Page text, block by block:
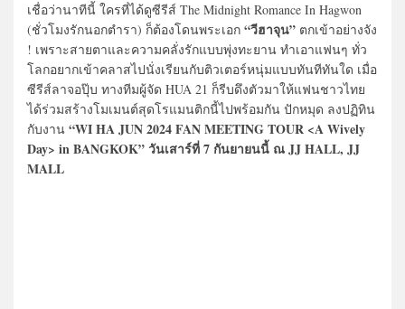
เชื่อว่านาทีนี้ ใครที่ได้ดูซีรีส์ The Midnight Romance In Hagwon
(ชั่วโมงรักนอกตำรา) ก็ต้องโดนพระเอก “วีฮาจุน” ตกเข้าอย่างจัง
! เพราะสายตาและความคลั่งรักแบบพุ่งทะยาน ทำเอาแฟนๆ ทั่ว
โลกอยากเข้าคลาสไปนั่งเรียนกับติวเตอร์หนุ่มแบบทันทีทันใด เมื่อ
ซีรีส์ลาจอปุ๊บ ทางทีมผู้จัด HUA 21 ก็รีบดึงตัวมาให้แฟนชาวไทย
ได้ร่วมสร้างโมเมนต์สุดโรแมนติกนี้ไปพร้อมกัน ปักหมุด ลงปฏิทิน
กับงาน “WI HA JUN 2024 FAN MEETING TOUR <A Wively
Day> in BANGKOK” วันเสาร์ที่ 7 กันยายนนี้ ณ JJ HALL, JJ
MALL